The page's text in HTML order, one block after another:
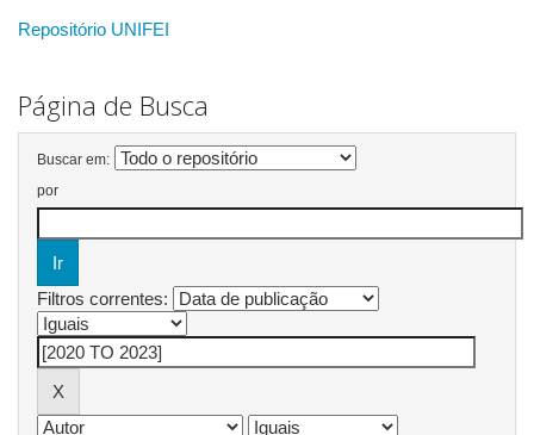
Repositório UNIFEI
Página de Busca
Buscar em:
por
Filtros correntes: